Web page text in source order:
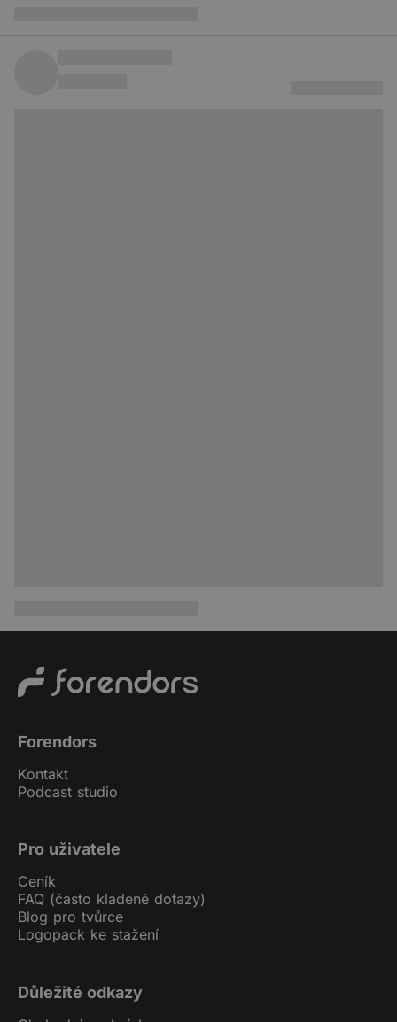
Forendors
Kontakt
Podcast studio
Pro uživatele
Ceník
FAQ (často kladené dotazy)
Blog pro tvůrce
Logopack ke stažení
Důležité odkazy